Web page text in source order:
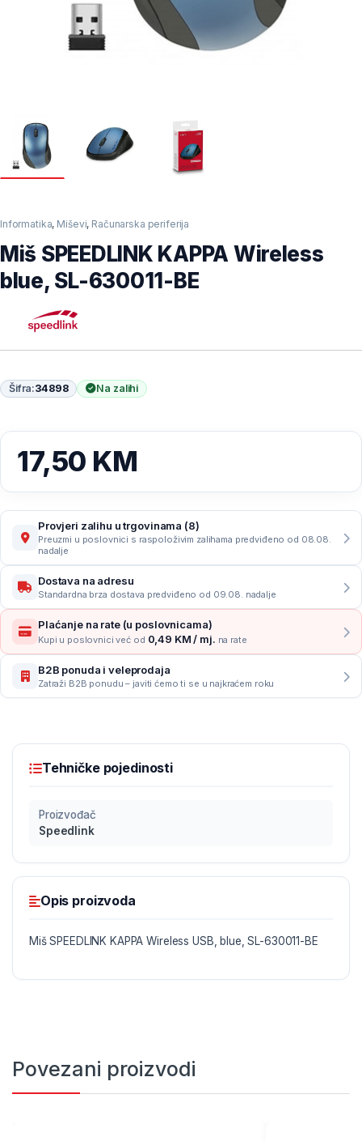
Informatika, Miševi, Računarska periferija
Miš SPEEDLINK KAPPA Wireless
blue, SL-630011-BE
Šifra:34898 Na zalihi
17,50 KM
Provjeri zalihu u trgovinama (8)
Preuzmi u poslovnici s raspoloživim zalihama predviđeno od 08.08.
nadalje
Dostava na adresu
Standardna brza dostava predviđeno od 09.08. nadalje
Plaćanje na rate (u poslovnicama)
Kupi u poslovnici već od 0,49 KM / mj. na rate
B2B ponuda i veleprodaja
Zatraži B2B ponudu – javiti ćemo ti se u najkraćem roku
Tehničke pojedinosti
Proizvođač
Speedlink
Opis proizvoda
Miš SPEEDLINK KAPPA Wireless USB, blue, SL-630011-BE
Povezani proizvodi